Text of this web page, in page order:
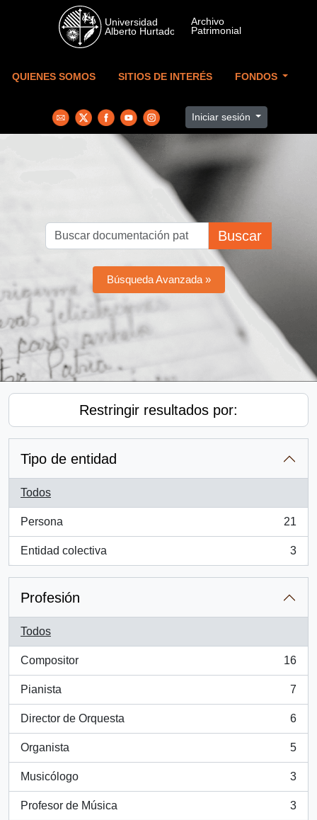
Skip to main content
QUIENES SOMOS SITIOS DE INTERÉS FONDOS
Iniciar sesión
Buscar
Búsqueda Avanzada »
Restringir resultados por:
Tipo de entidad
Todos
Persona
, 21 resultados
21
Entidad colectiva
, 3 resultados
3
Profesión
Todos
Compositor
, 16 resultados
16
Pianista
, 7 resultados
7
Director de Orquesta
, 6 resultados
6
Organista
, 5 resultados
5
Musicólogo
, 3 resultados
3
Profesor de Música
, 3 resultados
3